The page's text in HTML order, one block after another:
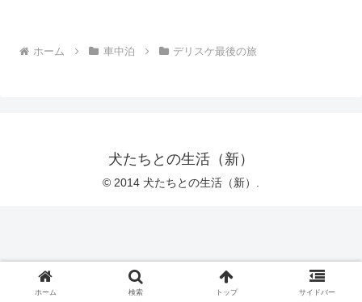
ホーム 車中泊 デリスケ最後の旅
犬たちとの生活（新）
© 2014 犬たちとの生活（新）.
ホーム 検索 トップ サイドバー